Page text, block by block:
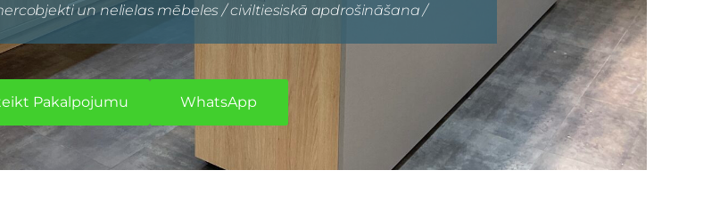
un nelielas mēbeles / civiltiesiskā apdrošināšana /
Pakalpojumu​ ​WhatsApp​